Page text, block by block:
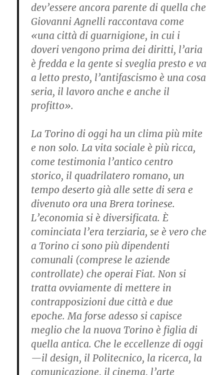
dev’essere ancora parente di quella che
Giovanni Agnelli raccontava come
«una città di guarnigione, in cui i
doveri vengono prima dei diritti, l’aria
è fredda e la gente si sveglia presto e va
a letto presto, l’antifascismo è una cosa
seria, il lavoro anche e anche il
profitto».
La Torino di oggi ha un clima più mite
e non solo. La vita sociale è più ricca,
come testimonia l’antico centro
storico, il quadrilatero romano, un
tempo deserto già alle sette di sera e
divenuto ora una Brera torinese.
L’economia si è diversificata. È
cominciata l’era terziaria, se è vero che
a Torino ci sono più dipendenti
comunali (comprese le aziende
controllate) che operai Fiat. Non si
tratta ovviamente di mettere in
contrapposizioni due città e due
epoche. Ma forse adesso si capisce
meglio che la nuova Torino è figlia di
quella antica. Che le eccellenze di oggi
—il design, il Politecnico, la ricerca, la
comunicazione, il cinema, l’arte